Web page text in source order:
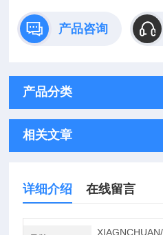
产品咨询
产品分类
相关文章
详细介绍 在线留言
XIAGNCHUAN/